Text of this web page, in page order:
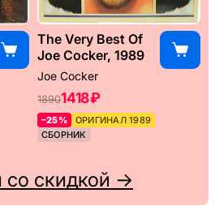
The Very Best Of
Joe Cocker, 1989
Joe Cocker
18901418 ₽
–25%
ОРИГИНАЛ 1989
СБОРНИК
со скидкой →